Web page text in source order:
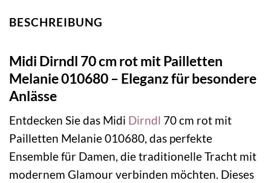
BESCHREIBUNG
Midi Dirndl 70 cm rot mit Pailletten
Melanie 010680 – Eleganz für besondere
Anlässe
Entdecken Sie das Midi Dirndl 70 cm rot mit
Pailletten Melanie 010680, das perfekte
Ensemble für Damen, die traditionelle Tracht mit
modernem Glamour verbinden möchten. Dieses